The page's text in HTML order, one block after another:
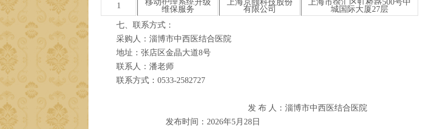
1
移动护理系统升级
维保服务
上海京颐科技股份
有限公司
上海市徐汇区虹桥路500号中
城国际大厦27层
七、联系方式：
采购人：淄博市中西医结合医院
地址：张店区金晶大道8号
联系人： 潘老师
联系方式： 0533-2582727
发 布 人：淄博市中西医结合医院
发布时间：2026年5月28日